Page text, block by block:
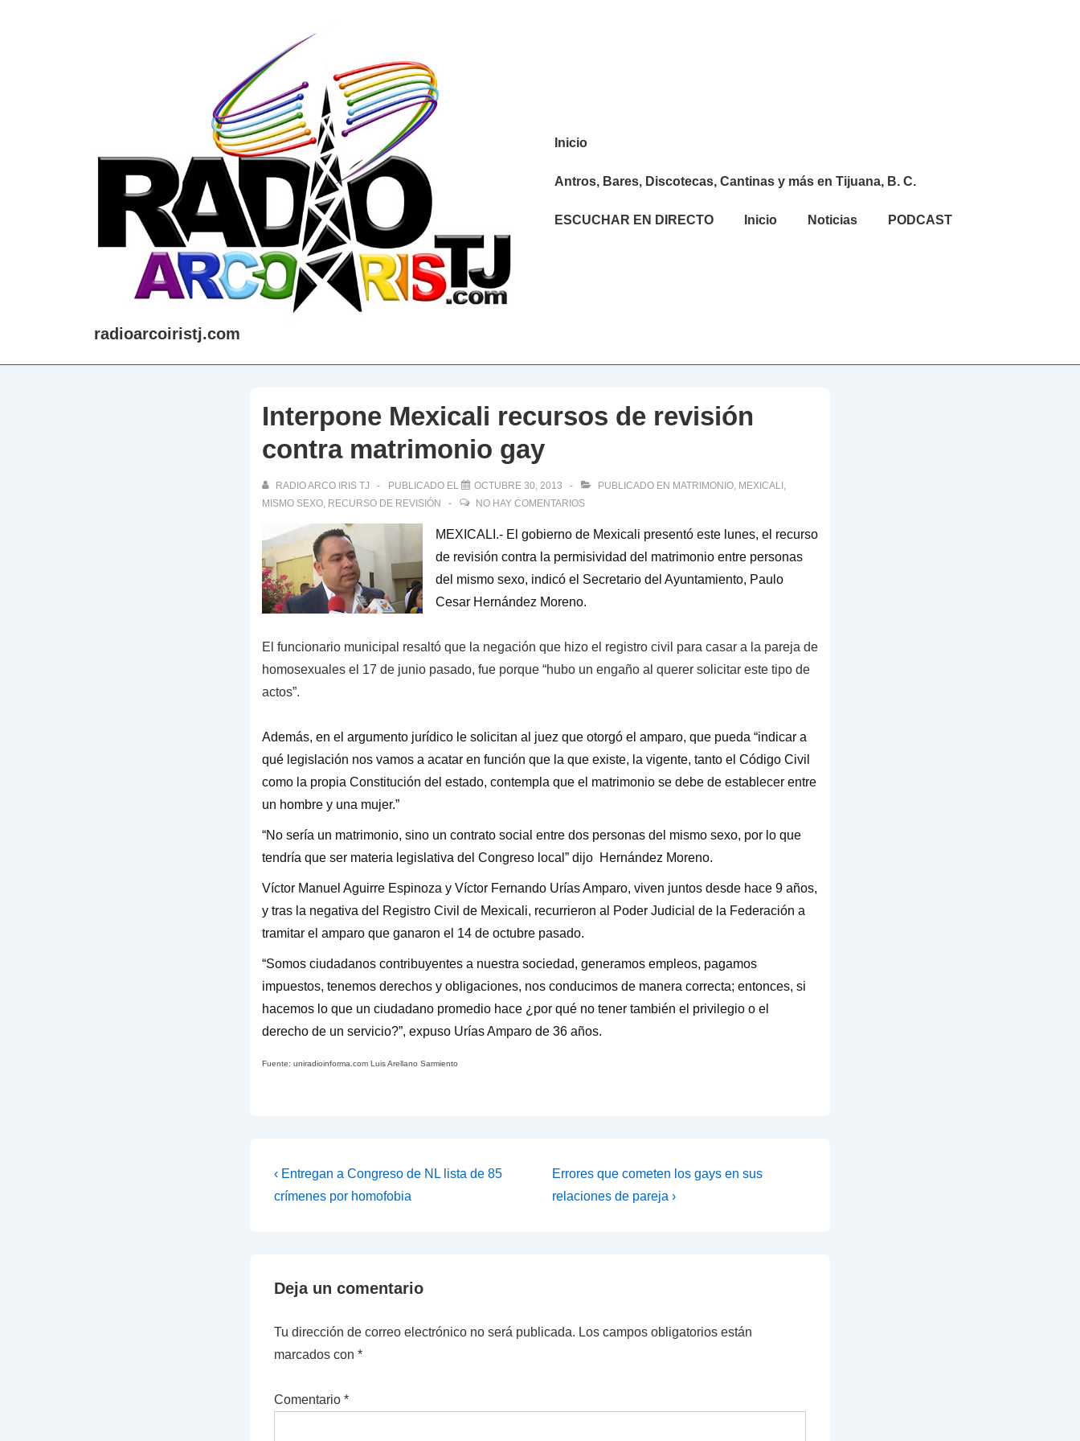
radioarcoiristj.com
Navegación
Inicio
Antros, Bares, Discotecas, Cantinas y más en Tijuana, B. C.
ESCUCHAR EN DIRECTO Inicio Noticias PODCAST
Interpone Mexicali recursos de revisión
contra matrimonio gay
RADIO ARCO IRIS TJ PUBLICADO EL OCTUBRE 30, 2013 PUBLICADO EN MATRIMONIO, MEXICALI,
MISMO SEXO, RECURSO DE REVISIÓN NO HAY COMENTARIOS
MEXICALI.- El gobierno de Mexicali presentó este lunes, el recurso
de revisión contra la permisividad del matrimonio entre personas
del mismo sexo, indicó el Secretario del Ayuntamiento, Paulo
Cesar Hernández Moreno.
El funcionario municipal resaltó que la negación que hizo el registro civil para casar a la pareja de
homosexuales el 17 de junio pasado, fue porque “hubo un engaño al querer solicitar este tipo de
actos”.
Además, en el argumento jurídico le solicitan al juez que otorgó el amparo, que pueda “indicar a
qué legislación nos vamos a acatar en función que la que existe, la vigente, tanto el Código Civil
como la propia Constitución del estado, contempla que el matrimonio se debe de establecer entre
un hombre y una mujer.”
“No sería un matrimonio, sino un contrato social entre dos personas del mismo sexo, por lo que
tendría que ser materia legislativa del Congreso local” dijo Hernández Moreno.
Víctor Manuel Aguirre Espinoza y Víctor Fernando Urías Amparo, viven juntos desde hace 9 años,
y tras la negativa del Registro Civil de Mexicali, recurrieron al Poder Judicial de la Federación a
tramitar el amparo que ganaron el 14 de octubre pasado.
“Somos ciudadanos contribuyentes a nuestra sociedad, generamos empleos, pagamos
impuestos, tenemos derechos y obligaciones, nos conducimos de manera correcta; entonces, si
hacemos lo que un ciudadano promedio hace ¿por qué no tener también el privilegio o el
derecho de un servicio?”, expuso Urías Amparo de 36 años.
Fuente: uniradioinforma.com Luis Arellano Sarmiento
Navegación
de
La
entrada
‹ Entregan a Congreso de NL lista de 85
crímenes por homofobia
La
entrada
Errores que cometen los gays en sus
relaciones de pareja ›
Deja un comentario
Tu dirección de correo electrónico no será publicada. Los campos obligatorios están
marcados con *
Comentario *